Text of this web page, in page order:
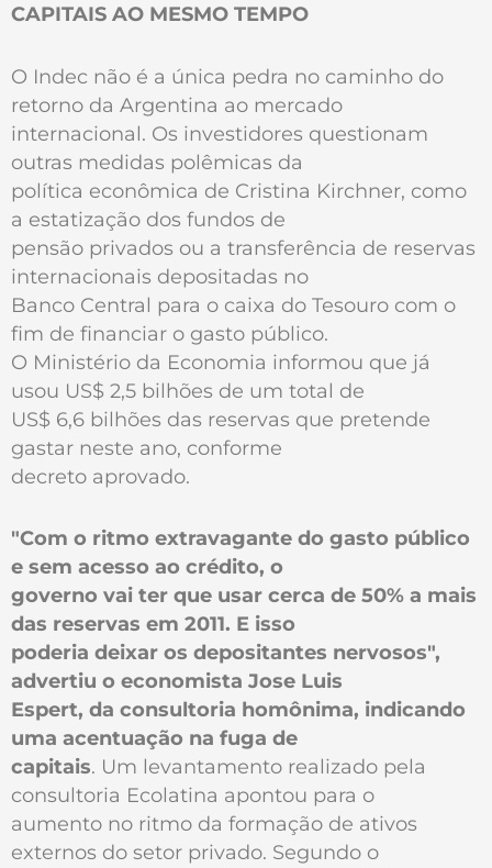
CAPITAIS AO MESMO TEMPO
O Indec não é a única pedra no caminho do
retorno da Argentina ao mercado
internacional. Os investidores questionam
outras medidas polêmicas da
política econômica de Cristina Kirchner, como
a estatização dos fundos de
pensão privados ou a transferência de reservas
internacionais depositadas no
Banco Central para o caixa do Tesouro com o
fim de financiar o gasto público.
O Ministério da Economia informou que já
usou US$ 2,5 bilhões de um total de
US$ 6,6 bilhões das reservas que pretende
gastar neste ano, conforme
decreto aprovado.
"Com o ritmo extravagante do gasto público
e sem acesso ao crédito, o
governo vai ter que usar cerca de 50% a mais
das reservas em 2011. E isso
poderia deixar os depositantes nervosos",
advertiu o economista Jose Luis
Espert, da consultoria homônima, indicando
uma acentuação na fuga de
capitais. Um levantamento realizado pela
consultoria Ecolatina apontou para o
aumento no ritmo da formação de ativos
externos do setor privado. Segundo o